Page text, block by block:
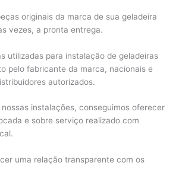
originais da marca de sua geladeira
vezes, a pronta entrega.
utilizadas para instalação de geladeiras
pelo fabricante da marca, nacionais e
autorizados.
instalações, conseguimos oferecer
e sobre serviço realizado com
uma relação transparente com os